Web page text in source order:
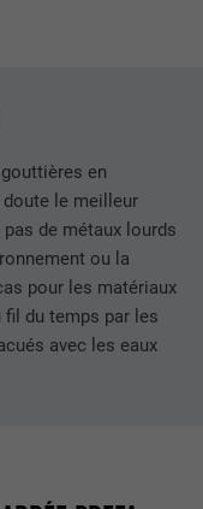
en
le meilleur
de métaux lourds
ou la
pour les matériaux
du temps par les
avec les eaux